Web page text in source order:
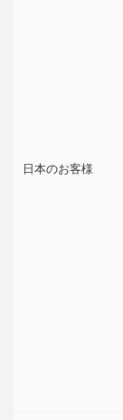
日本のお客様